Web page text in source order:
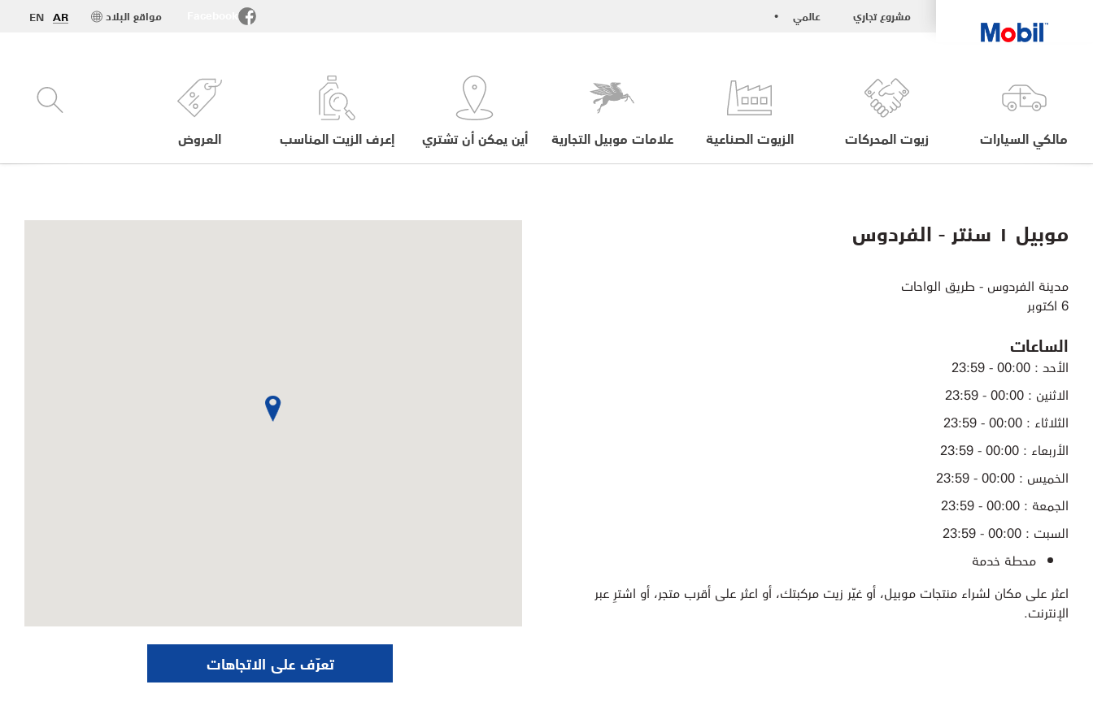
مشروع تجاري • عالمي EN AR مواقع البلاد
العروض إعرف الزيت المناسب أين يمكن أن تشتري علامات موبيل التجارية الزيوت الصناعية زيوت المحركات مالكي السيارات
موبيل ١ سنتر - الفردوس
مدينة الفردوس - طريق الواحات
6 اكتوبر
الساعات
الأحد : 00:00 - 23:59
الاثنين : 00:00 - 23:59
الثلاثاء : 00:00 - 23:59
الأربعاء : 00:00 - 23:59
الخميس : 00:00 - 23:59
الجمعة : 00:00 - 23:59
السبت : 00:00 - 23:59
محطة خدمة
اعثر على مكان لشراء منتجات موبيل، أو غيّر زيت مركبتك، أو اعثر على أقرب متجر، أو اشترِ عبر
الإنترنت.
تعرّف على الاتجاهات